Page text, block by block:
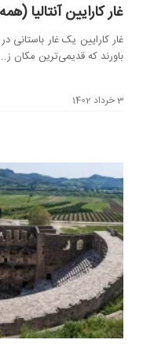
غار کارایین آنتالیا
غار کارایین یک غار باستانی
باورند که قدیمی‌ترین مکان
3 خرداد 1402